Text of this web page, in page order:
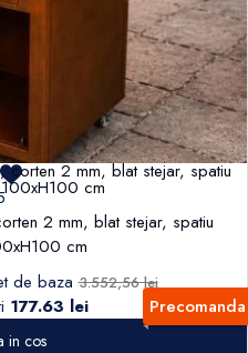
Precomanda
2 mm, blat stejar, spatiu
cm
de baza 3.552,56 lei
177.63 lei
in cos